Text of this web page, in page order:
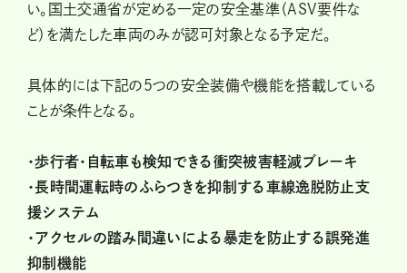
い。国土交通省が定める一定の安全基準（ASV要件な
ど）を満たした車両のみが認可対象となる予定だ。
具体的には下記の５つの安全装備や機能を搭載している
ことが条件となる。
・歩行者・自転車も検知できる衝突被害軽減ブレーキ
・長時間運転時のふらつきを抑制する車線逸脱防止支
援システム
・アクセルの踏み間違いによる暴走を防止する誤発進
抑制機能